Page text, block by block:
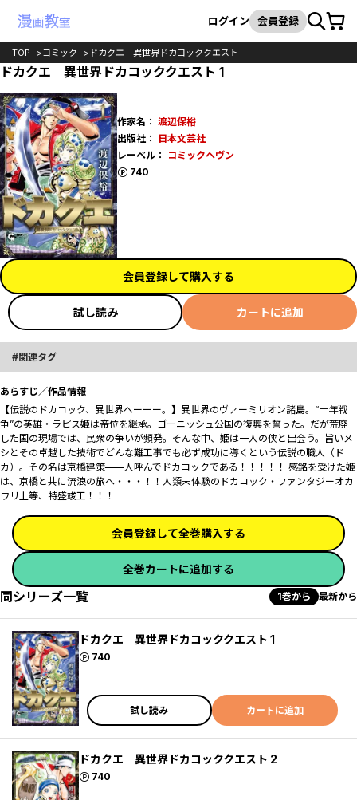
検索
ログイン 会員登録カート
TOP コミック ドカクエ 異世界ドカコッククエスト
ドカクエ 異世界ドカコッククエスト 1
作家名： 渡辺保裕
出版社：
日本文芸社
レーベル：
コミックヘヴン
740
ポイント
会員登録して購入する
試し読み カートに追加
関連タグ
あらすじ／作品情報
【伝説のドカコック、異世界へーーー。】異世界のヴァーミリオン諸島。“十年戦
争”の英雄・ラピス姫は帝位を継承。ゴーニッシュ公国の復興を誓った。だが荒廃
した国の現場では、民衆の争いが頻発。そんな中、姫は一人の侠と出会う。旨いメ
シとその卓越した技術でどんな難工事でも必ず成功に導くという伝説の職人（ド
カ）。その名は京橋建策——人呼んでドカコックである！！！！！ 感銘を受けた姫
は、京橋と共に流浪の旅へ・・・！！人類未体験のドカコック・ファンタジーオカ
ワリ上等、特盛竣工！！！
会員登録して全巻購入する
全巻カートに追加する
同シリーズ一覧 1巻から 最新から
ドカクエ 異世界ドカコッククエスト 1
740
ポイント
試し読み カートに追加
ドカクエ 異世界ドカコッククエスト 2
740
ポイント